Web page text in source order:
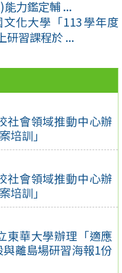
社會領域推動中心辦
培訓」
社會領域推動中心辦
培訓」
東華大學辦理「適應
離島場研習海報1份
力鑑定輔 ...
文化大學「113學年度
研習課程於 ...